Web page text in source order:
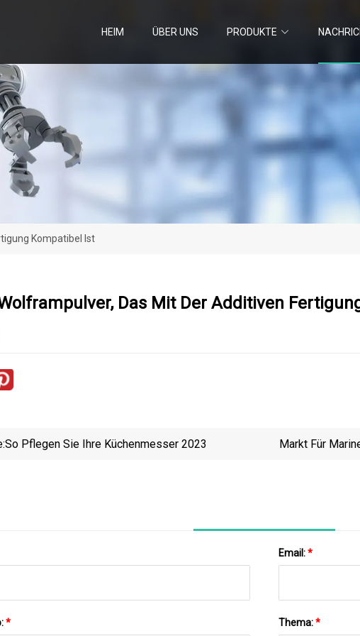
HEIM ÜBER UNS PRODUKTE
Kompatibel Ist
Das Mit Der Additiven
So Pflegen Sie Ihre Küchenmesser 2023
Markt Für
Email:*
* Thema:*